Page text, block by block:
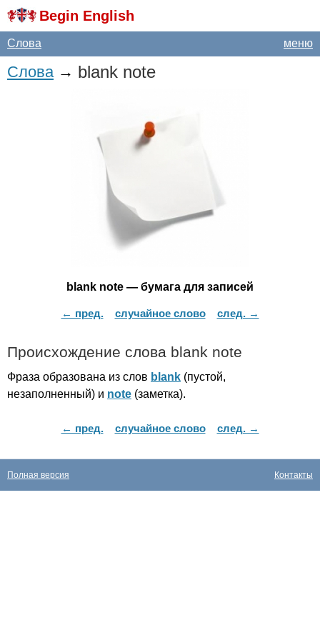
Begin English
меню
Слова
Слова→ blank note
blank note — бумага для записей
← пред. случайное слово след. →
Происхождение слова blank note
Фраза образована из слов blank (пустой,
незаполненный) и note (заметка).
← пред. случайное слово след. →
Контакты
Полная версия